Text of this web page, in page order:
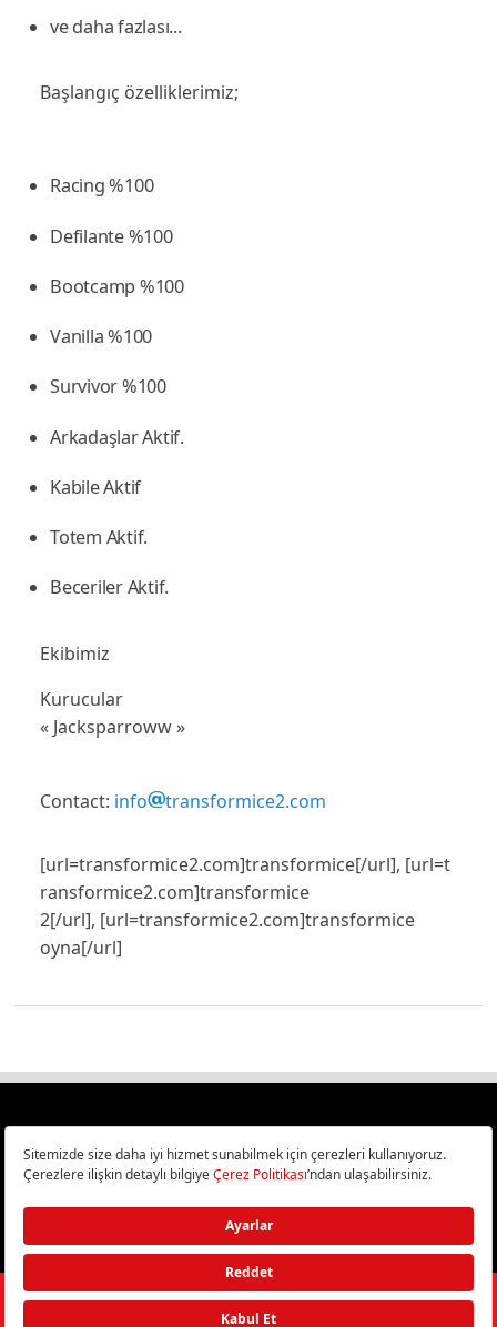
ve daha fazlası...
Başlangıç özelliklerimiz;
Racing %100
Defilante %100
Bootcamp %100
Vanilla %100
Survivor %100
Arkadaşlar Aktif.
Kabile Aktif
Totem Aktif.
Beceriler Aktif.
Ekibimiz
Kurucular
« Jacksparroww »
Contact: info transformice2.com
[url=transformice2.com]transformice[/url], [url=t
ransformice2.com]transformice
2[/url], [url=transformice2.com]transformice
oyna[/url]
Türkiye
Bilişim ve Teknoloji Haberleri CHIP Online’da!
©2026Doğan Burda Dergi Yayıncılık ve Pazarlama A.Ş./ Tüm hakları